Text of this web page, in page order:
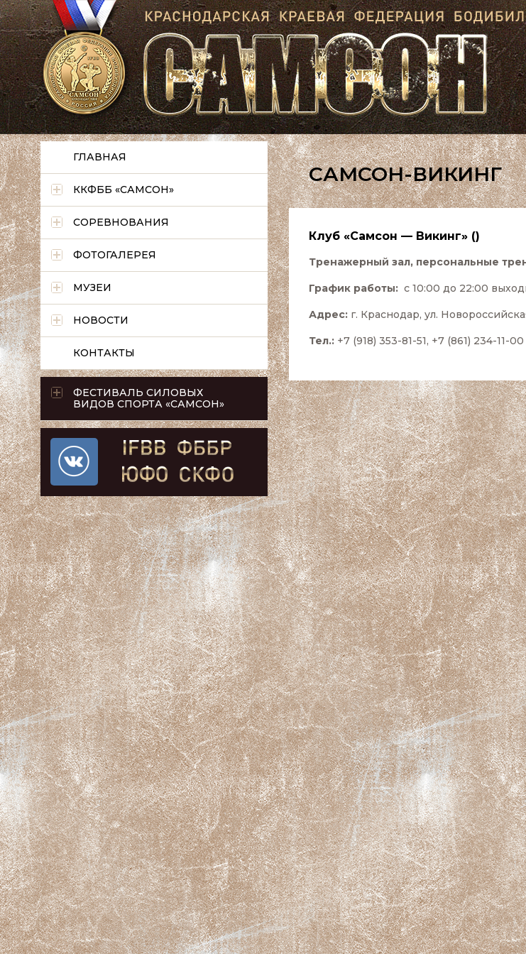
САМСОН-ВИКИНГ
Клуб «Самсон — Викинг» ()
Тренажерный зал, персональные
График работы: с 10:00 до 22:00
Адрес: г. Краснодар, ул.
Тел.: +7 (918) 353-81-51, +7 (861) 234-11-00
ГЛАВНАЯ
ККФББ «САМСОН»
СОРЕВНОВАНИЯ
ФОТОГАЛЕРЕЯ
МУЗЕИ
НОВОСТИ
КОНТАКТЫ
ФЕСТИВАЛЬ СИЛОВЫХ
ВИДОВ СПОРТА «САМСОН»